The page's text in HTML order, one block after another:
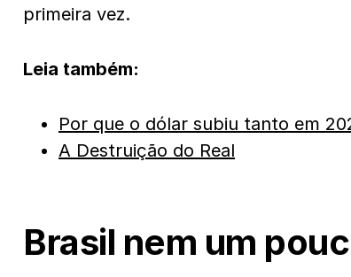
primeira vez.
Leia também:
Por que o dólar subiu tanto em
A Destruição do Real
Brasil nem um